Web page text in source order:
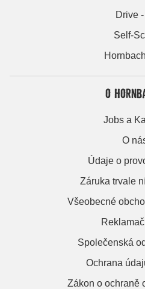
Drive
Self-
O
Jobs a
O
Údaje o
Záruka trvale
Všeobecné
Společenská
Ochrana
Zákon o ochraně